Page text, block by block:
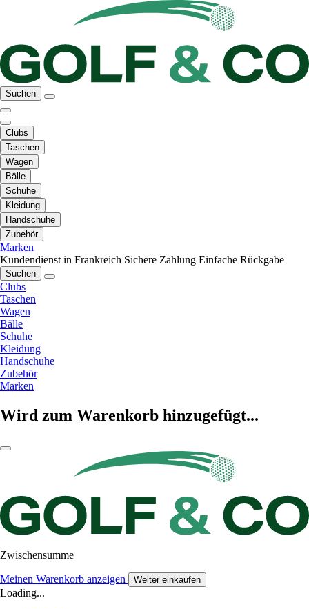
Suchen
Clubs
Taschen
Wagen
Bälle
Schuhe
Kleidung
Handschuhe
Zubehör
Marken
Kundendienst in Frankreich Sichere Zahlung Einfache Rückgabe
Suchen
Clubs
Taschen
Wagen
Bälle
Schuhe
Kleidung
Handschuhe
Zubehör
Marken
Wird zum Warenkorb hinzugefügt...
Zwischensumme
Meinen Warenkorb anzeigen Weiter einkaufen
Loading...